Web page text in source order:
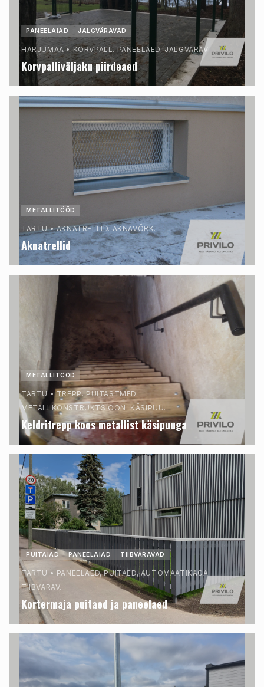
PANEELAIAD JALGVÄRAVAD
HARJUMAA • KORVPALL. PANEELAED. JALGVÄRAV.
Korvpalliväljaku piirdeaed
METALLITÖÖD
TARTU•AKNATRELLID. AKNAVÕRK.
Aknatrellid
METALLITÖÖD
TARTU • TREPP. PUITASTMED.
METALLKONSTRUKTSIOON. KÄSIPUU.
Keldritrepp koos metallist käsipuuga
PUITAIAD PANEELAIAD TIIBVÄRAVAD
TARTU • PANEELAED, PUITAED, AUTOMAATIKAGA
TIIBVÄRAV.
Kortermaja puitaed ja paneelaed